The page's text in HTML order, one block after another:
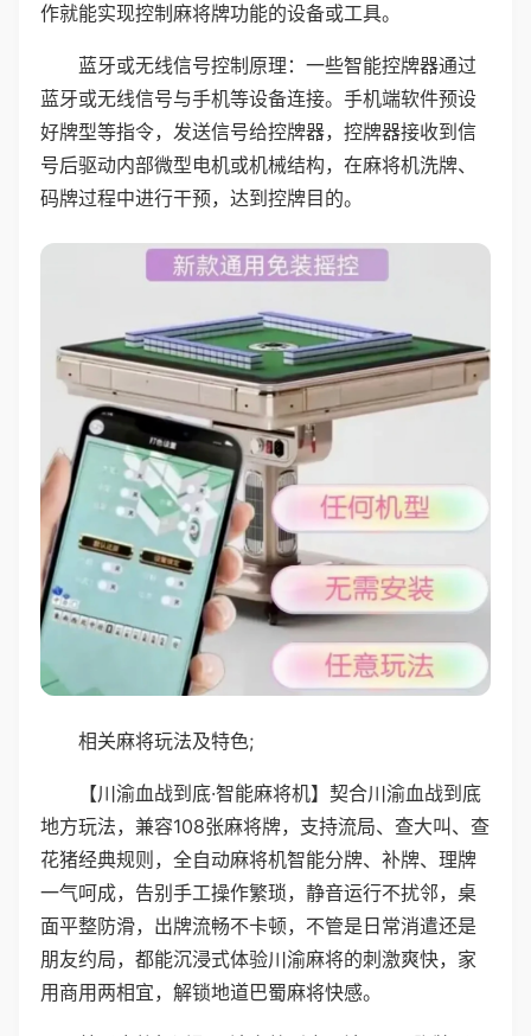
作就能实现控制麻将牌功能的设备或工具。
蓝牙或无线信号控制原理：一些智能控牌器通过
蓝牙或无线信号与手机等设备连接。手机端软件预设
好牌型等指令，发送信号给控牌器，控牌器接收到信
号后驱动内部微型电机或机械结构，在麻将机洗牌、
码牌过程中进行干预，达到控牌目的。
相关麻将玩法及特色;
【川渝血战到底·智能麻将机】契合川渝血战到底
地方玩法，兼容108张麻将牌，支持流局、查大叫、查
花猪经典规则，全自动麻将机智能分牌、补牌、理牌
一气呵成，告别手工操作繁琐，静音运行不扰邻，桌
面平整防滑，出牌流畅不卡顿，不管是日常消遣还是
朋友约局，都能沉浸式体验川渝麻将的刺激爽快，家
用商用两相宜，解锁地道巴蜀麻将快感。